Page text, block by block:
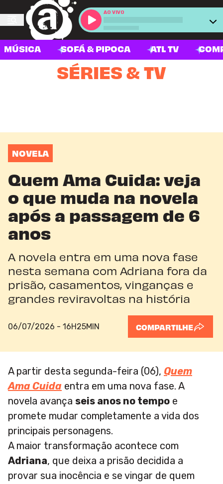
AO VIVO
MÚSICA SOFÁ & PIPOCA ATL TV
SÉRIES & TV
NOVELA
Quem Ama Cuida: veja
o que muda na novela
após a passagem de 6
anos
A novela entra em uma nova fase
nesta semana com Adriana fora da
prisão, casamentos, vinganças e
grandes reviravoltas na história
06/07/2026 - 16H25MIN COMPARTILHE
A partir desta segunda-feira (06), Quem
Ama Cuida entra em uma nova fase. A
novela avança seis anos no tempo e
promete mudar completamente a vida dos
principais personagens.
A maior transformação acontece com
Adriana, que deixa a prisão decidida a
provar sua inocência e se vingar de quem